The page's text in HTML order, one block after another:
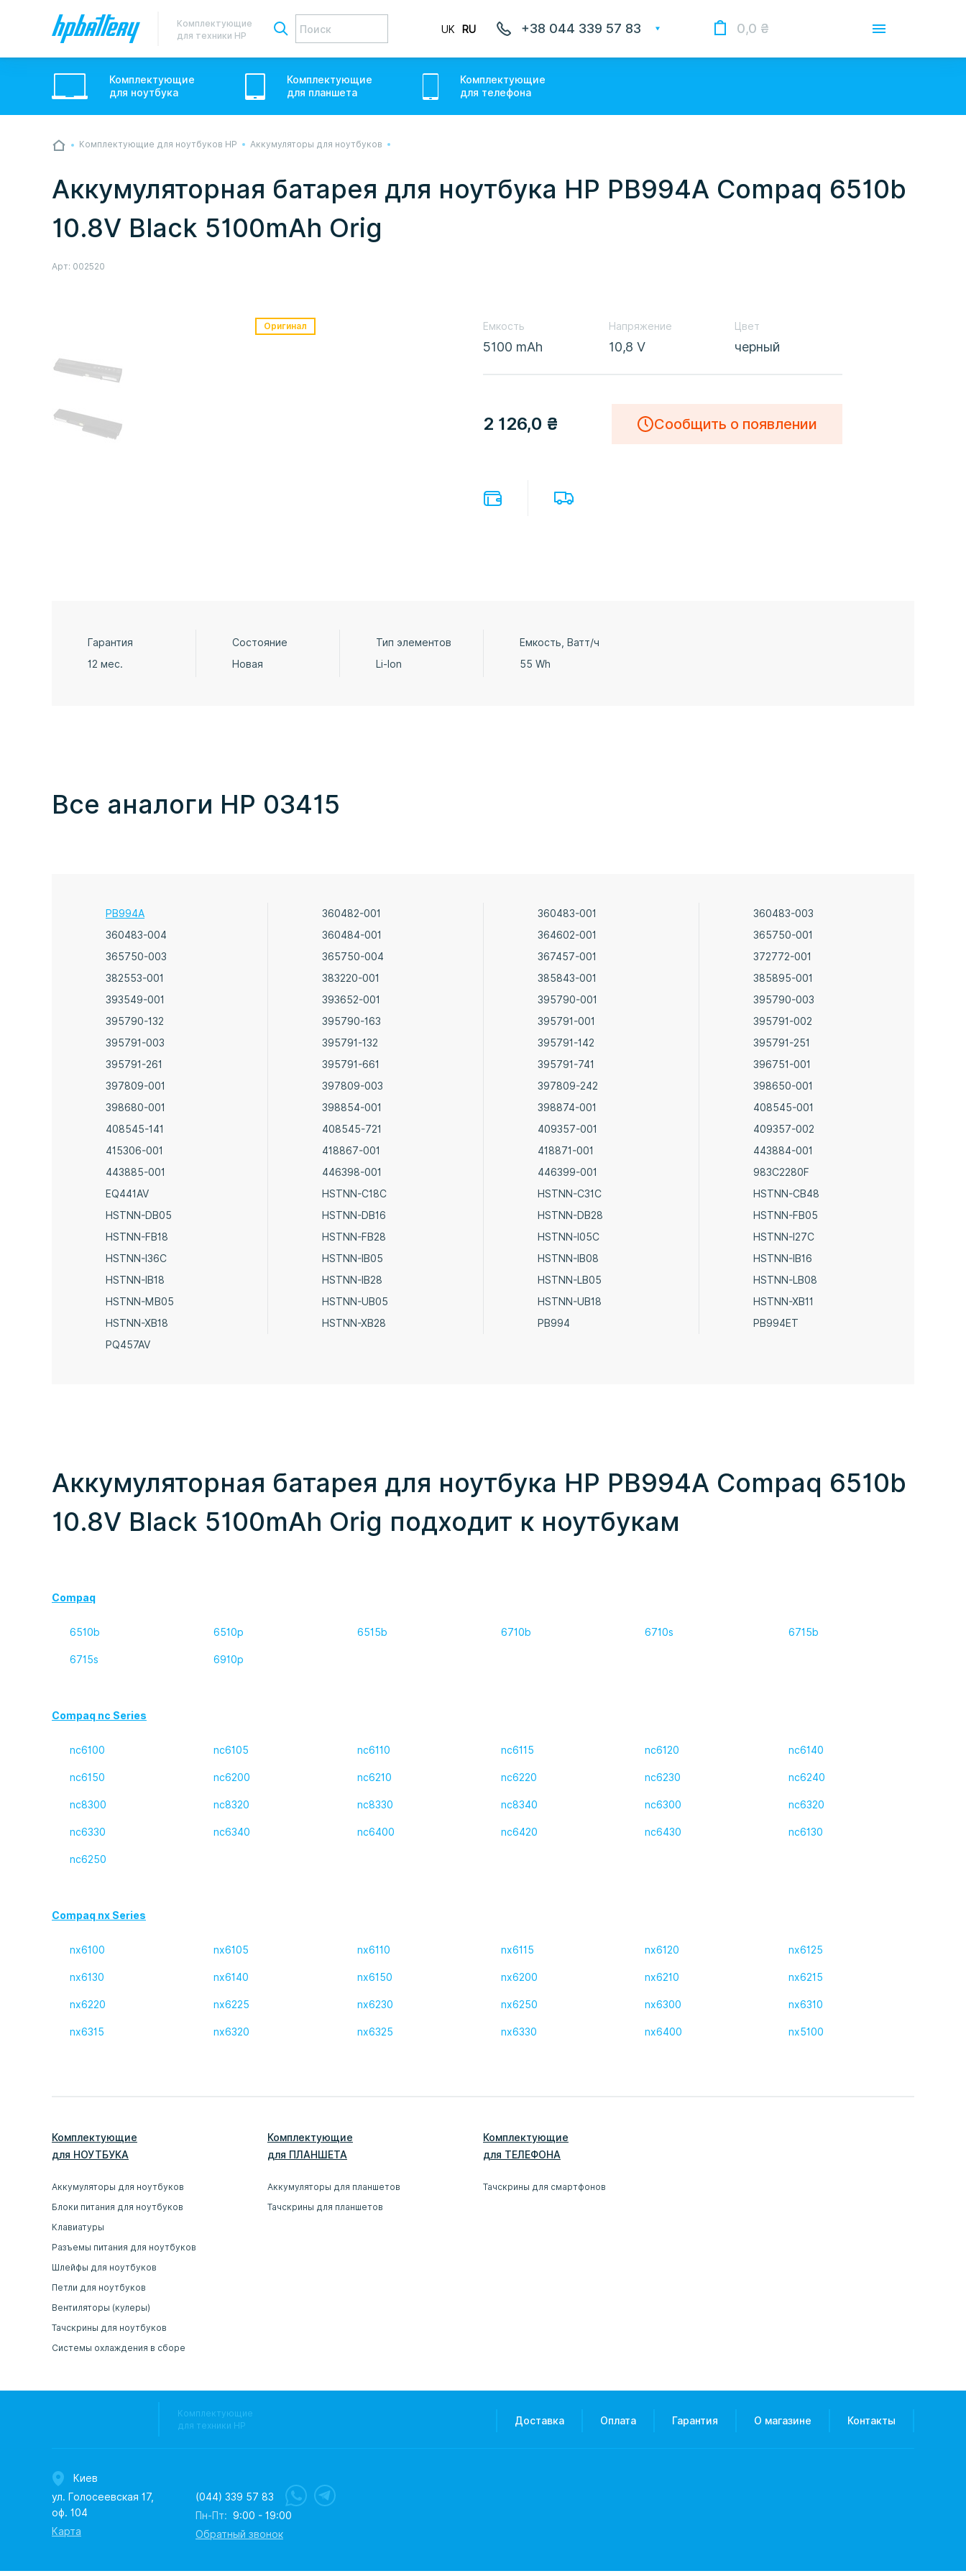
Але ми виліземо зі сховища і перетелефонуємо вам.
Комплектующие
для техники HP
UK RU +38 044 339 57 83 0,0 ₴
Доставка
Оплата
О магазине
Комплектующие
для ноутбука
Комплектующие
для планшета
Комплектующие
для телефона
Комплектующие для ноутбуков HP Аккумуляторы для ноутбуков
Аккумуляторная батарея для ноутбука HP PB994A Compaq 6510b
10.8V Black 5100mAh Orig
Арт: 002520
Оригинал Емкость
5100 mAh
Напряжение
10,8 V
Цвет
черный
2 126,0 ₴ Сообщить о появлении
Гарантия
12 мес.
Состояние
Новая
Тип элементов
Li-Ion
Емкость, Ватт/ч
55 Wh
Все аналоги HP 03415
PB994A 360482-001 360483-001
360483-003
360483-004
360484-001 364602-001
365750-001
365750-003
365750-004 367457-001
372772-001
382553-001
383220-001 385843-001
385895-001
393549-001
393652-001 395790-001
395790-003
395790-132
395790-163 395791-001
395791-002
395791-003
395791-132 395791-142
395791-251
395791-261
395791-661 395791-741
396751-001
397809-001
397809-003 397809-242
398650-001
398680-001
398854-001 398874-001
408545-001
408545-141
408545-721 409357-001
409357-002
415306-001
418867-001 418871-001
443884-001
443885-001
446398-001 446399-001
983C2280F
EQ441AV
HSTNN-C18C HSTNN-C31C
HSTNN-CB48
HSTNN-DB05
HSTNN-DB16 HSTNN-DB28
HSTNN-FB05
HSTNN-FB18
HSTNN-FB28 HSTNN-I05C
HSTNN-I27C
HSTNN-I36C
HSTNN-IB05 HSTNN-IB08
HSTNN-IB16
HSTNN-IB18
HSTNN-IB28 HSTNN-LB05
HSTNN-LB08
HSTNN-MB05
HSTNN-UB05 HSTNN-UB18
HSTNN-XB11
HSTNN-XB18
HSTNN-XB28 PB994
PB994ET
PQ457AV
Аккумуляторная батарея для ноутбука HP PB994A Compaq 6510b
10.8V Black 5100mAh Orig подходит к ноутбукам
Compaq
6510b 6510p 6515b 6710b 6710s 6715b
6715s 6910p
Compaq nc Series
nc6100 nc6105 nc6110 nc6115 nc6120 nc6140
nc6150 nc6200 nc6210 nc6220 nc6230 nc6240
nc8300 nc8320 nc8330 nc8340 nc6300 nc6320
nc6330 nc6340 nc6400 nc6420 nc6430 nc6130
nc6250
Compaq nx Series
nx6100 nx6105 nx6110 nx6115 nx6120 nx6125
nx6130 nx6140 nx6150 nx6200 nx6210 nx6215
nx6220 nx6225 nx6230 nx6250 nx6300 nx6310
nx6315 nx6320 nx6325 nx6330 nx6400 nx5100
Комплектующие
для НОУТБУКА
Аккумуляторы для ноутбуков
Блоки питания для ноутбуков
Клавиатуры
Разъемы питания для ноутбуков
Шлейфы для ноутбуков
Петли для ноутбуков
Вентиляторы (кулеры)
Тачскрины для ноутбуков
Системы охлаждения в сборе
Комплектующие
для ПЛАНШЕТА
Аккумуляторы для планшетов
Тачскрины для планшетов
Комплектующие
для ТЕЛЕФОНА
Тачскрины для смартфонов
Комплектующие
для техники HP
Доставка Оплата Гарантия О магазине Контакты
Киев
ул. Голосеевская 17,
оф. 104
Карта
(044) 339 57 83
Пн-Пт: 9:00 - 19:00
Обратный звонок